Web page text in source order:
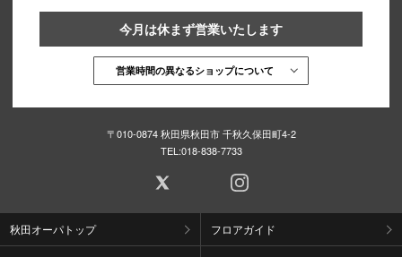
今月は休まず営業いたします
営業時間の異なるショップについて
〒010-0874 秋田県秋田市 千秋久保田町4-2
TEL:018-838-7733
秋田オーパトップ フロアガイド